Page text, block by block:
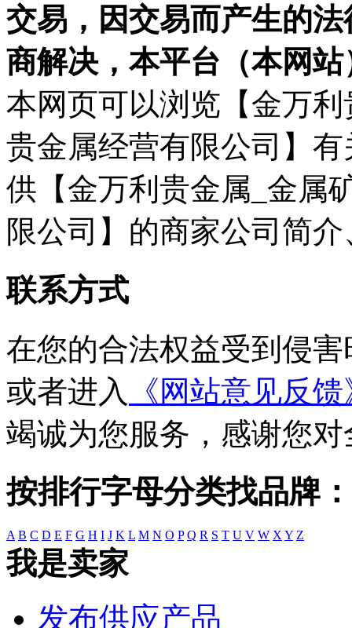
交易，因交易而产生的
商解决，本平台（本网
本网页可以浏览【金万
贵金属经营有限公司】
供【金万利贵金属_金属
限公司】的商家公司简
联系方式
在您的合法权益受到侵
或者进入
《网站意见反
竭诚为您服务，感谢您
按排行字母分类找品牌：
A B C D E F G H I J K L M N O P Q R S T U V W X Y Z
我是卖家
发布供应产品